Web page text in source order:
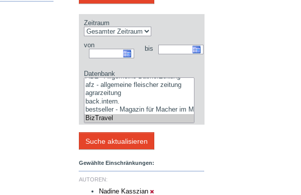
Zeitraum
von bis
Datenbank
Gewählte Einschränkungen:
AUTOREN:
Nadine Kasszian